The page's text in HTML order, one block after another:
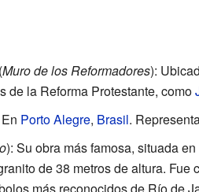
Muro de los Reformadores):
de la Reforma Protestante, como
Porto Alegre, Brasil.
): Su obra más famosa, situada
de 38 metros de altura.